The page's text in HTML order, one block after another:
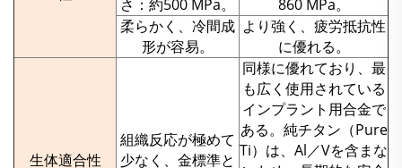
さ：約500 MPa。
860 MPa。
柔らかく、冷間成
形が容易。
より強く、疲労抵抗性
に優れる。
生体適合性
組織反応が極めて
少なく、金標準と
同様に優れており、最
も広く使用されている
インプラント用合金で
ある。純チタン（Pure
Ti）は、Al／Vを含まな